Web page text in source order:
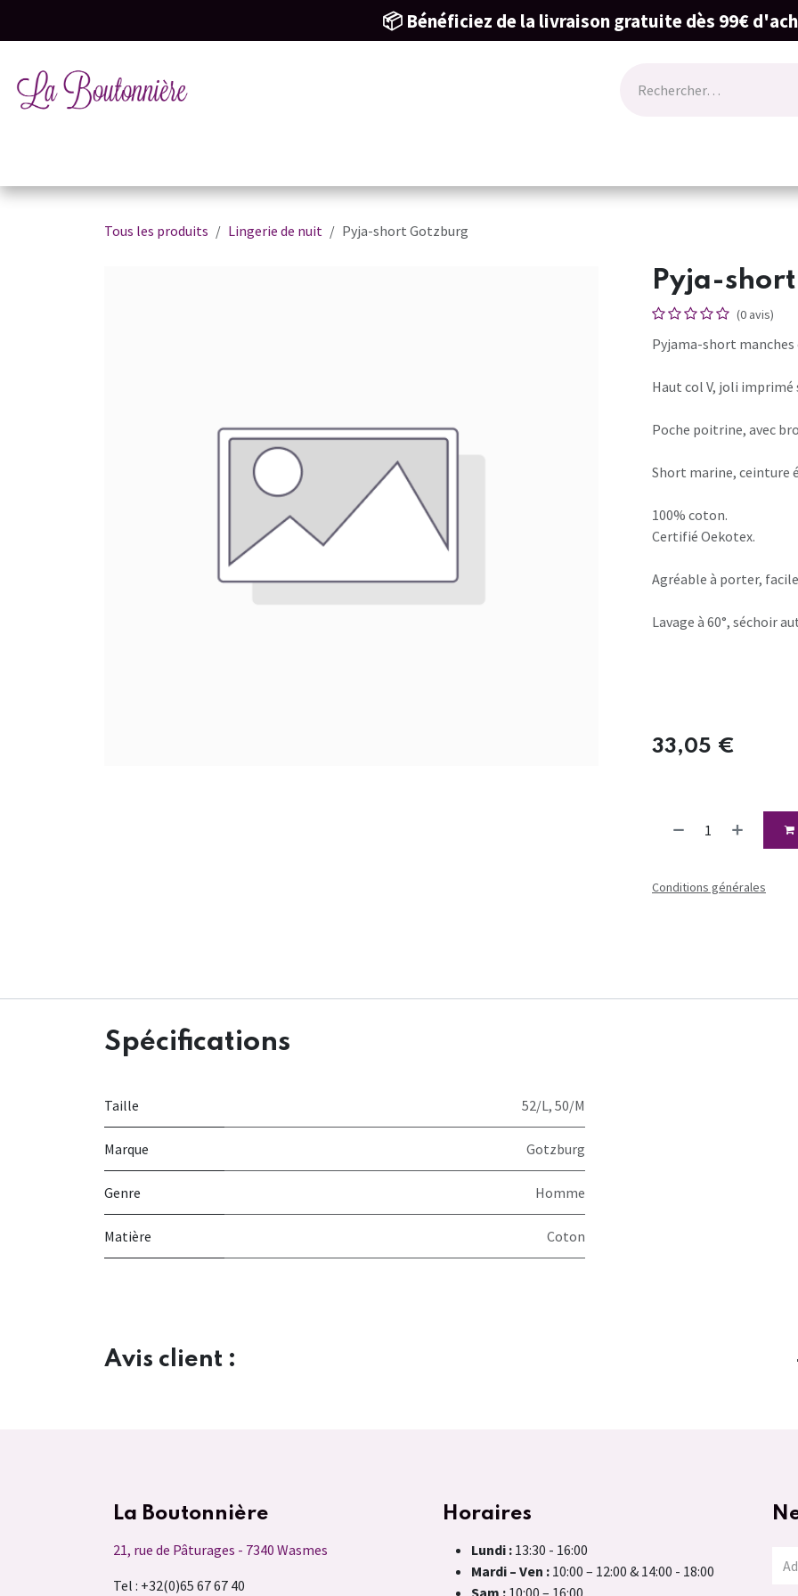
📦 Bénéficiez de la livraison gratuite dès 99€
Tous les produits Lingerie de nuit Pyja-short Gotzburg
Pyja-
(0 avis)
Pyjama-short
Haut col V, joli imprimé
Poche poitrine, avec
Short marine, ceinture
100% coton.
Certifié Oekotex.
Agréable à porter,
Lavage à 60°, séchoir
33,05 €
Conditions générales
Spécifications
Taille 52/L, 50/M
Marque Gotzburg
Genre Homme
Matière Coton
Avis client :
La Boutonnière
21, rue de Pâturages - 7340 Wasmes
Tel : +32(0)65 67 67 40
Horaires
Lundi : 13:30 - 16:00
Mardi – Ven : 10:00 – 12:00 & 14:00 - 18:00